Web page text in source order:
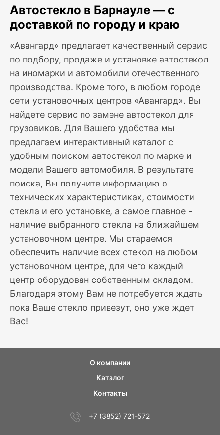
Автостекло в Барнауле — с
доставкой по городу и краю
«Авангард» предлагает качественный сервис
по подбору, продаже и установке автостекол
на иномарки и автомобили отечественного
производства. Кроме того, в любом городе
сети установочных центров «Авангард». Вы
найдете сервис по замене автостекол для
грузовиков. Для Вашего удобства мы
предлагаем интерактивный каталог с
удобным поиском автостекол по марке и
модели Вашего автомобиля. В результате
поиска, Вы получите информацию о
технических характеристиках, стоимости
стекла и его установке, а самое главное -
наличие выбранного стекла на ближайшем
установочном центре. Мы стараемся
обеспечить наличие всех стекол на любом
установочном центре, для чего каждый
центр оборудован собственным складом.
Благодаря этому Вам не потребуется ждать
пока Ваше стекло привезут, оно уже ждет
Вас!
О компании
Каталог
Контакты
+7 (3852) 721-572